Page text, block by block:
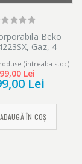
Beko
Gaz, 4
(intreaba stoc)
Lei
Lei
ADAUGĂ ÎN COȘ